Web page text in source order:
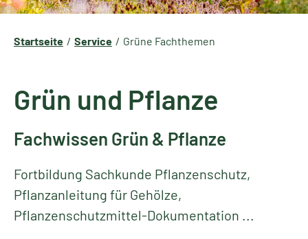
Startseite Service Grüne Fachthemen
Grün und Pflanze
Fachwissen Grün & Pflanze
Fortbildung Sachkunde Pflanzenschutz,
Pflanzanleitung für Gehölze,
Pflanzenschutzmittel-Dokumentation ...